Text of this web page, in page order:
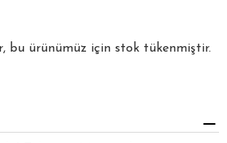
bu ürünümüz için stok tükenmiştir.